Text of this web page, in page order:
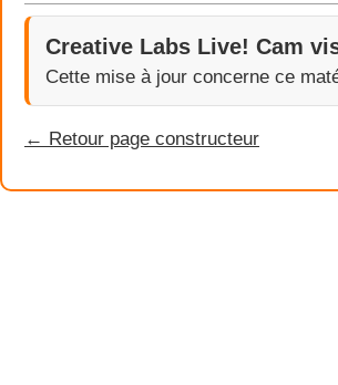
Creative Labs Live! Cam
Cette mise à jour concerne ce
← Retour page constructeur